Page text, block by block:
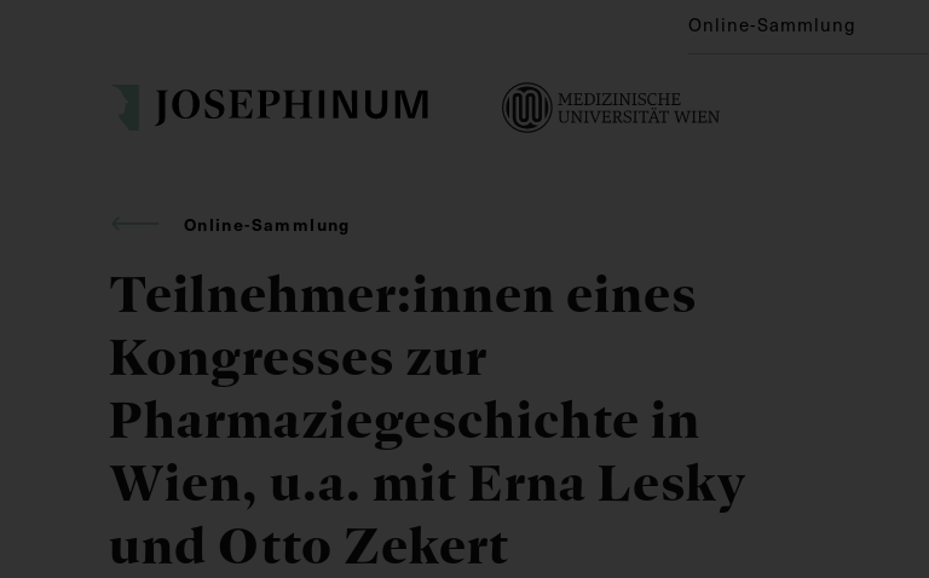
Online-Sammlung
Online-Sammlung
Teilnehmer:innen eines
Kongresses zur
Pharmaziegeschichte in
Wien, u.a. mit Erna Lesky
und Otto Zekert